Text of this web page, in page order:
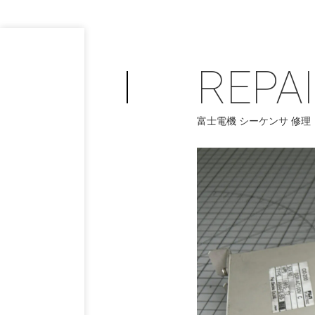
富士電機 シーケンサ 修理